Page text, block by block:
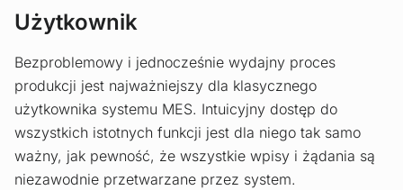
Użytkownik
Bezproblemowy i jednocześnie wydajny proces
produkcji jest najważniejszy dla klasycznego
użytkownika systemu MES. Intuicyjny dostęp do
wszystkich istotnych funkcji jest dla niego tak samo
ważny, jak pewność, że wszystkie wpisy i żądania są
niezawodnie przetwarzane przez system.